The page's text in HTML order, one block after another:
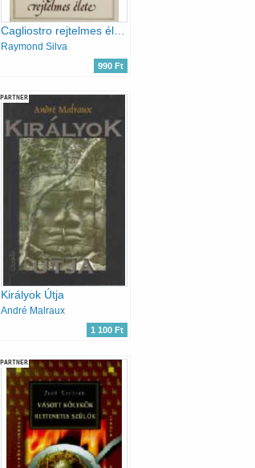
Raymond Silva
990 Ft
PARTNER
Királyok Útja
André Malraux
1 100 Ft
PARTNER